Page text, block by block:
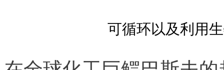
可循环以及利用